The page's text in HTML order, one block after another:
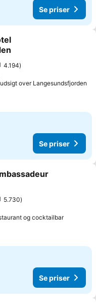
Se priser
4.194
over Langesundsfjorden
Se priser
5.730
og cocktailbar
Se priser